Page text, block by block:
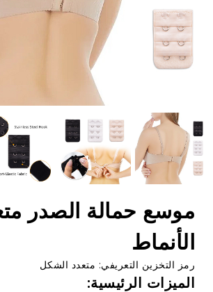
حمالة الصدر متعدد
التخزين التعريفي: متعدد الشكل
الرئيسية: